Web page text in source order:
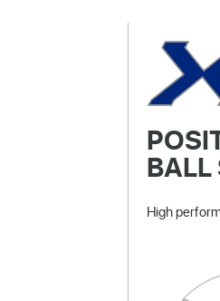
BALL
High